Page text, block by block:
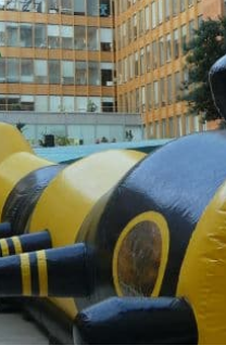
Strasbourg
Toulouse